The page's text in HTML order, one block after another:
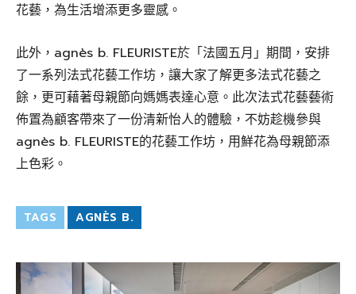
花藝，為生活增添更多靈感。
此外，agnès b. FLEURISTE於「法國五月」期間，安排
了一系列法式花藝工作坊，讓大家了解更多法式花藝之
餘，更可藉著母親節向媽媽表達心意。此次法式花藝藝術
佈置為顧客帶來了一份清新怡人的體驗，不妨趁機參與
agnès b. FLEURISTE的花藝工作坊，用鮮花為母親節添
上色彩。
TAGS AGNÈS B.